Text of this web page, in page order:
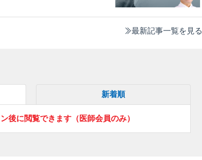
最新記事一覧を見る
新着順
後に閲覧できます（医師会員のみ）